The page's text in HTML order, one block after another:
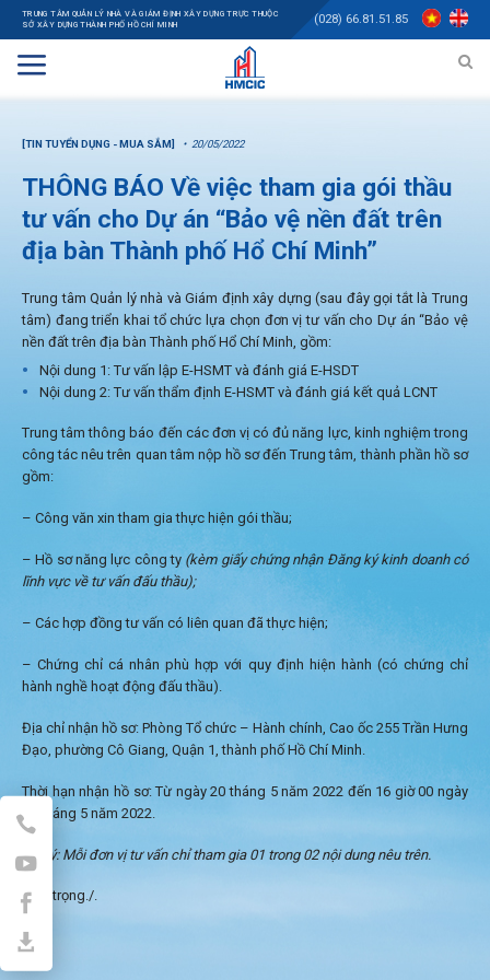
TRUNG TÂM QUẢN LÝ NHÀ VÀ GIÁM ĐỊNH XÂY DỰNG TRỰC THUỘC
SỞ XÂY DỰNG THÀNH PHỐ HỒ CHÍ MINH
(028) 66.81.51.85
[TIN TUYỂN DỤNG - MUA SẮM] 20/05/2022
THÔNG BÁO Về việc tham gia gói thầu
tư vấn cho Dự án “Bảo vệ nền đất trên
địa bàn Thành phố Hổ Chí Minh”
Trung tâm Quản lý nhà và Giám định xây dựng (sau đây gọi tắt là Trung
tâm) đang triển khai tổ chức lựa chọn đơn vị tư vấn cho Dự án “Bảo vệ
nền đất trên địa bàn Thành phố Hổ Chí Minh, gồm:
Nội dung 1: Tư vấn lập E-HSMT và đánh giá E-HSDT
Nội dung 2: Tư vấn thẩm định E-HSMT và đánh giá kết quả LCNT
Trung tâm thông báo đến các đơn vị có đủ năng lực, kinh nghiệm trong
công tác nêu trên quan tâm nộp hồ sơ đến Trung tâm, thành phần hồ sơ
gồm:
– Công văn xin tham gia thực hiện gói thầu;
– Hồ sơ năng lực công ty (kèm giấy chứng nhận Đăng ký kinh doanh có
lĩnh vực về tư vấn đấu thầu);
– Các hợp đồng tư vấn có liên quan đã thực hiện;
– Chứng chỉ cá nhân phù hợp với quy định hiện hành (có chứng chỉ
hành nghề hoạt động đấu thầu).
Địa chỉ nhận hồ sơ: Phòng Tổ chức – Hành chính, Cao ốc 255 Trần Hưng
Đạo, phường Cô Giang, Quận 1, thành phố Hồ Chí Minh.
Thời hạn nhận hồ sơ: Từ ngày 20 tháng 5 năm 2022 đến 16 giờ 00 ngày
26 tháng 5 năm 2022.
Lưu ý: Mỗi đơn vị tư vấn chỉ tham gia 01 trong 02 nội dung nêu trên.
Trân trọng./.